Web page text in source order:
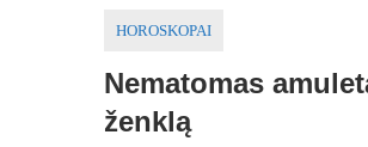
HOROSKOPAI
Nematomas
ženklą